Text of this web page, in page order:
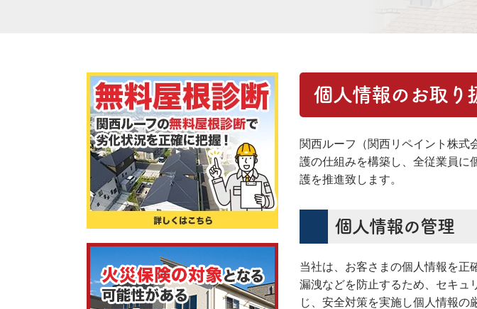
個人情報のお取り
関西ルーフ（関西リペイント株式
護の仕組みを構築し、全従業員に
護を推進致します。
個人情報の管理
当社は、お客さまの個人情報を正
漏洩などを防止するため、セキュ
じ、安全対策を実施し個人情報の